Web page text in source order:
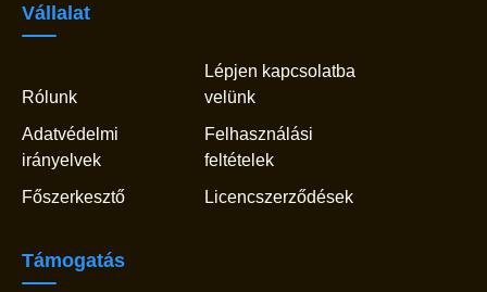
Vállalat
Rólunk
Lépjen kapcsolatba
velünk
Adatvédelmi
irányelvek
Felhasználási
feltételek
Főszerkesztő
Licencszerződések
Támogatás